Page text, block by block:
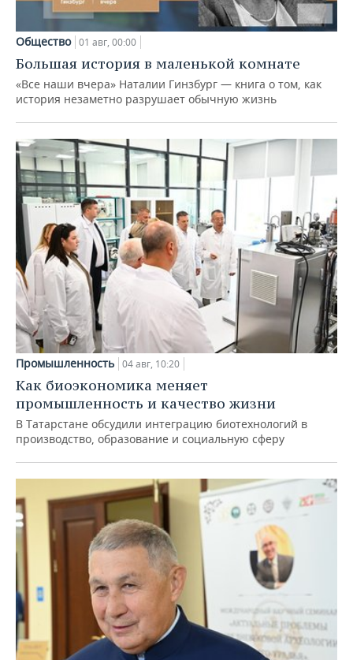
Общество 01 авг, 00:00
Большая история в маленькой комнате
«Все наши вчера» Наталии Гинзбург — книга о том, как
история незаметно разрушает обычную жизнь
Промышленность 04 авг, 10:20
Как биоэкономика меняет
промышленность и качество жизни
В Татарстане обсудили интеграцию биотехнологий в
производство, образование и социальную сферу